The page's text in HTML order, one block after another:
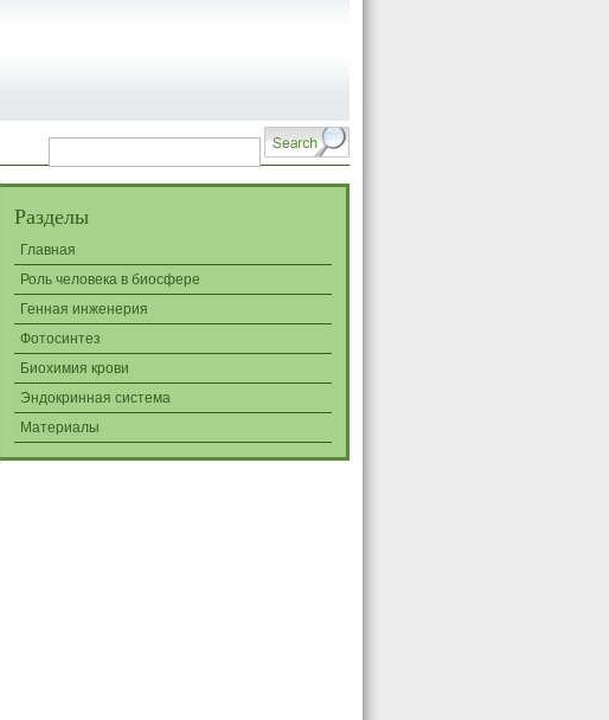
Разделы
Главная
Роль человека в биосфере
Генная инженерия
Фотосинтез
Биохимия крови
Эндокринная система
Материалы